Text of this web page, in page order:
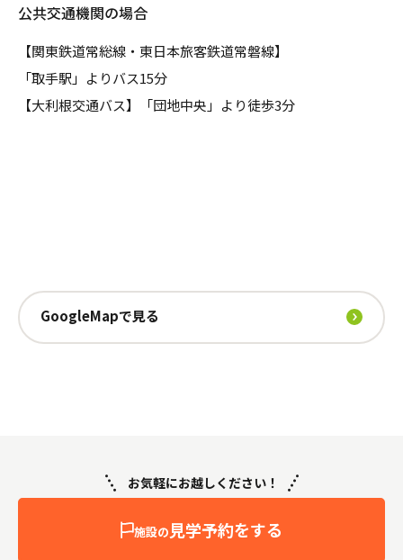
公共交通機関の場合
【関東鉄道常総線・東日本旅客鉄道常磐線】
「取手駅」よりバス15分
【大利根交通バス】「団地中央」より徒歩3分
GoogleMapで見る
お気軽にお越しください！
施設の 見学予約をする